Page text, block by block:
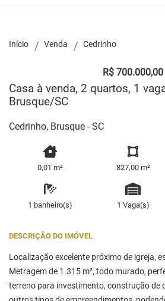
Início Venda Cedrinho
R$ 700.000,00
Casa à venda, 2 quartos, 1
Brusque/SC
Cedrinho, Brusque - SC
0,01 m² 827,00 m²
1 banheiro(s) 1 Vaga(s)
DESCRIÇÃO DO IMÓVEL
Localização excelente próximo de igreja,
Metragem de 1.315 m², todo murado,
terreno para investimento, construção de